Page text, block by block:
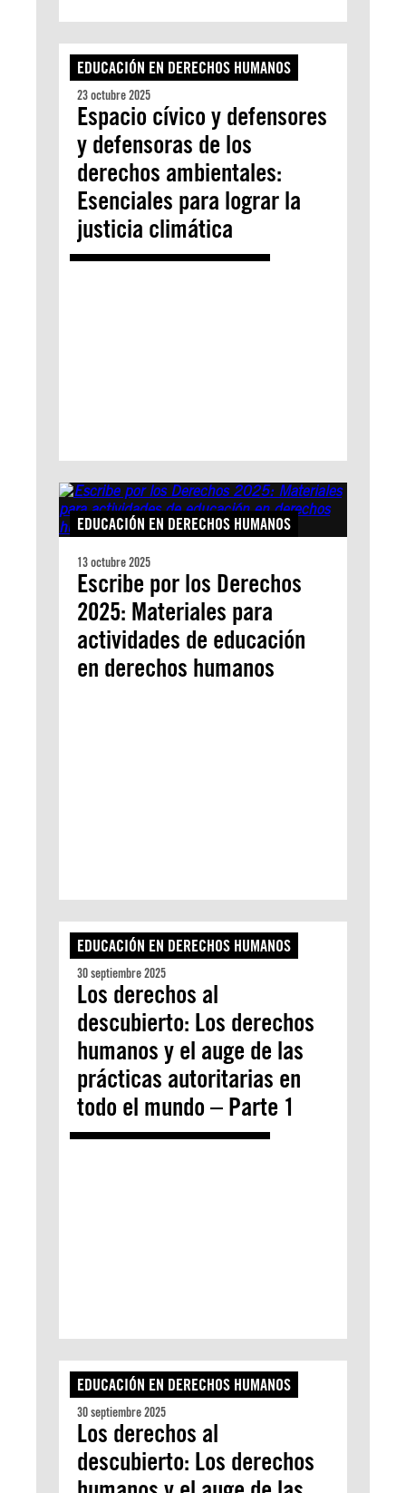
EDUCACIÓN EN DERECHOS HUMANOS
23 octubre 2025
Espacio cívico y defensores
y defensoras de los
derechos ambientales:
Esenciales para lograr la
justicia climática
EDUCACIÓN EN DERECHOS HUMANOS
13 octubre 2025
Escribe por los Derechos
2025: Materiales para
actividades de educación
en derechos humanos
EDUCACIÓN EN DERECHOS HUMANOS
30 septiembre 2025
Los derechos al
descubierto: Los derechos
humanos y el auge de las
prácticas autoritarias en
todo el mundo – Parte 1
EDUCACIÓN EN DERECHOS HUMANOS
30 septiembre 2025
Los derechos al
descubierto: Los derechos